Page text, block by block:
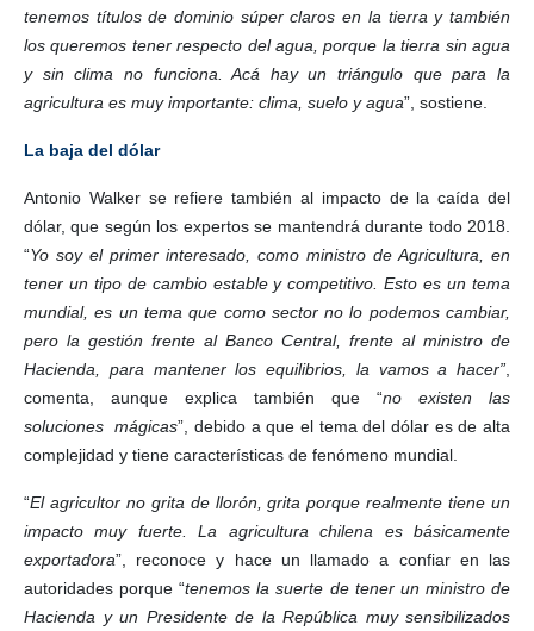
tenemos títulos de dominio súper claros en la tierra y también
los queremos tener respecto del agua, porque la tierra sin agua
y sin clima no funciona. Acá hay un triángulo que para la
agricultura es muy importante: clima, suelo y agua”, sostiene.
La baja del dólar
Antonio Walker se refiere también al impacto de la caída del
dólar, que según los expertos se mantendrá durante todo 2018.
“Yo soy el primer interesado, como ministro de Agricultura, en
tener un tipo de cambio estable y competitivo. Esto es un tema
mundial, es un tema que como sector no lo podemos cambiar,
pero la gestión frente al Banco Central, frente al ministro de
Hacienda, para mantener los equilibrios, la vamos a hacer”
comenta, aunque explica también que “no existen las
soluciones mágicas”, debido a que el tema del dólar es de alta
complejidad y tiene características de fenómeno mundial.
“El agricultor no grita de llorón, grita porque realmente tiene un
impacto muy fuerte. La agricultura chilena es básicamente
exportadora”, reconoce y hace un llamado a confiar en las
autoridades porque “tenemos la suerte de tener un ministro de
Hacienda y un Presidente de la República muy sensibilizados